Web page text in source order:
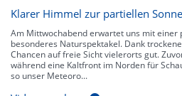
Klarer Himmel zur partiellen
Am Mittwochabend erwartet uns mit einer
besonderes Naturspektakel. Dank
Chancen auf freie Sicht vielerorts gut.
während eine Kaltfront im Norden für
so unser Meteoro...